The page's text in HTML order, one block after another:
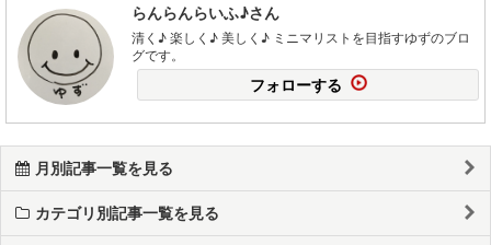
らんらんらいふ♪さん
清く♪ 楽しく♪ 美しく♪ ミニマリストを目指すゆずのブロ
グです。
フォローする
月別記事一覧を見る
カテゴリ別記事一覧を見る